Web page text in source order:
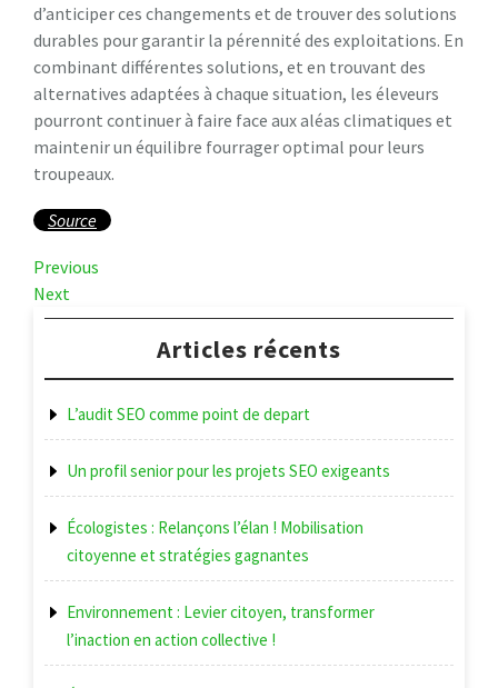
d’anticiper ces changements et de trouver des solutions
durables pour garantir la pérennité des exploitations. En
combinant différentes solutions, et en trouvant des
alternatives adaptées à chaque situation, les éleveurs
pourront continuer à faire face aux aléas climatiques et
maintenir un équilibre fourrager optimal pour leurs
troupeaux.
Source
Navigation
de
l’article
Previous
Post
Previous
Next
Post
Next
Articles récents
L’audit SEO comme point de depart
Un profil senior pour les projets SEO exigeants
Écologistes : Relançons l’élan ! Mobilisation
citoyenne et stratégies gagnantes
Environnement : Levier citoyen, transformer
l’inaction en action collective !